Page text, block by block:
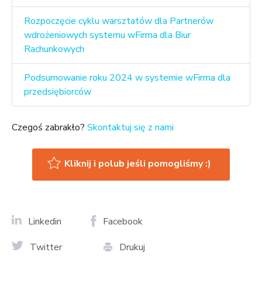
Rozpoczęcie cyklu warsztatów dla Partnerów
wdrożeniowych systemu wFirma dla Biur
Rachunkowych
Podsumowanie roku 2024 w systemie wFirma dla
przedsiębiorców
Czegoś zabrakło? Skontaktuj się z nami
Kliknij i polub jeśli pomogliśmy :)
Linkedin
Facebook
Twitter
Drukuj